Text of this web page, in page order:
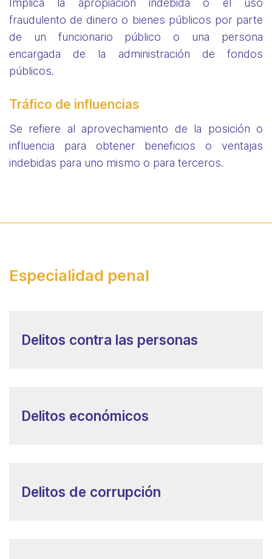
Implica la apropiación indebida o el uso
fraudulento de dinero o bienes públicos por parte
de un funcionario público o una persona
encargada de la administración de fondos
públicos.
Tráfico de influencias
Se refiere al aprovechamiento de la posición o
influencia para obtener beneficios o ventajas
indebidas para uno mismo o para terceros.
Especialidad penal
Delitos contra las personas
Delitos económicos
Delitos de corrupción